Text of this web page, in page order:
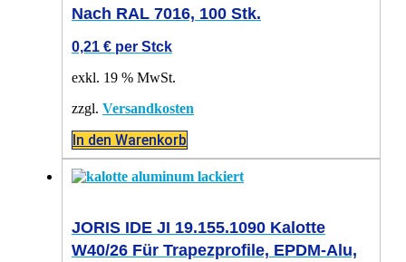
Nach RAL 7016, 100 Stk.
0,21 € per Stck
exkl. 19 % MwSt.
zzgl. Versandkosten
In den Warenkorb
JORIS IDE JI 19.155.1090 Kalotte
W40/26 Für Trapezprofile, EPDM-Alu,